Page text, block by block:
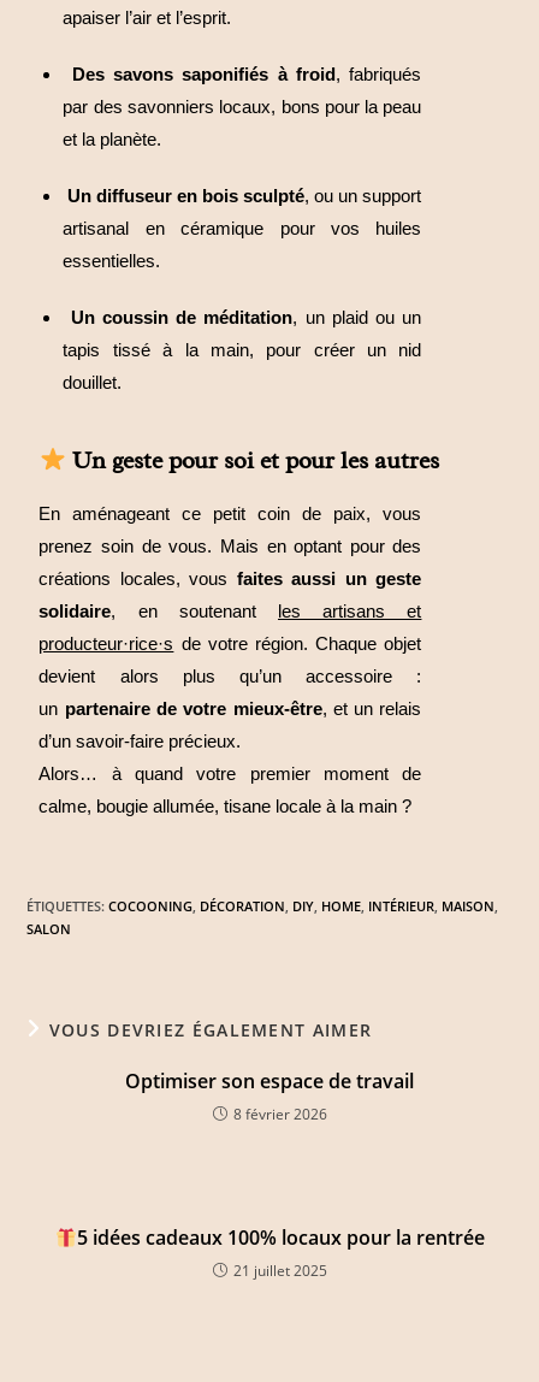
apaiser l’air et l’esprit.
Des savons saponifiés à froid, fabriqués
par des savonniers locaux, bons pour la peau
et la planète.
Un diffuseur en bois sculpté, ou un support
artisanal en céramique pour vos huiles
essentielles.
Un coussin de méditation, un plaid ou un
tapis tissé à la main, pour créer un nid
douillet.
Un geste pour soi et pour les autres
En aménageant ce petit coin de paix, vous
prenez soin de vous. Mais en optant pour des
créations locales, vous faites aussi un geste
solidaire, en soutenant les artisans et
producteur·rice·s de votre région. Chaque objet
devient alors plus qu’un accessoire :
un partenaire de votre mieux-être, et un relais
d’un savoir-faire précieux.
Alors… à quand votre premier moment de
calme, bougie allumée, tisane locale à la main ?
ÉTIQUETTES:COCOONING, DÉCORATION, DIY, HOME, INTÉRIEUR, MAISON,
SALON
VOUS DEVRIEZ ÉGALEMENT AIMER
Optimiser son espace de travail
8 février 2026
5 idées cadeaux 100% locaux pour la rentrée
21 juillet 2025